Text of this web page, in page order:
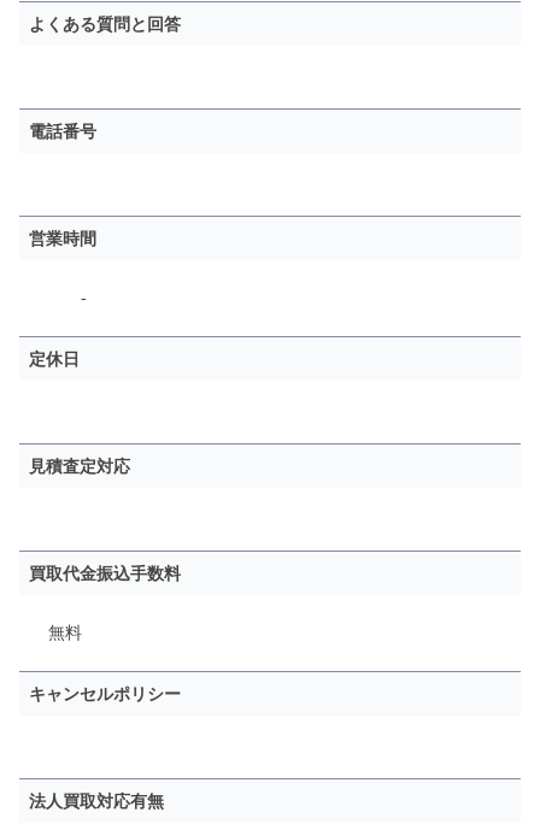
よくある質問と回答
電話番号
営業時間
-
定休日
見積査定対応
買取代金振込手数料
無料
キャンセルポリシー
法人買取対応有無